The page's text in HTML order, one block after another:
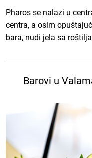
Pharos se nalazi u
centra, a osim
bara, nudi jela sa
Barovi u